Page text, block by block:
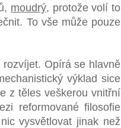
moudrý, protože volí to
To vše může pouze
Opírá se hlavně
výklad sice
z těles veškerou vnitřní
reformované filosofie
vysvětlovat jinak než